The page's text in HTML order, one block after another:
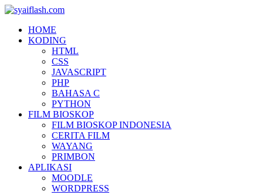
HOME
KODING
HTML
CSS
JAVASCRIPT
PHP
BAHASA C
PYTHON
FILM BIOSKOP
FILM BIOSKOP INDONESIA
CERITA FILM
WAYANG
PRIMBON
APLIKASI
MOODLE
WORDPRESS